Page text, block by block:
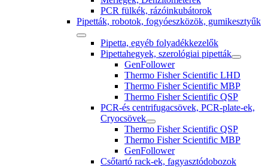
PCR fülkék, rázóinkubátorok
Pipetták, robotok, fogyóeszközök, gumikesztyűk
Pipetta, egyéb folyadékkezelők
Pipettahegyek, szerológiai pipetták
GenFollower
Thermo Fisher Scientific LHD
Thermo Fisher Scientific MBP
Thermo Fisher Scientific QSP
PCR-és centrifugacsövek, PCR-plate-ek,
Cryocsövek
Thermo Fisher Scientific QSP
Thermo Fisher Scientific MBP
GenFollower
Csőtartó rack-ek, fagyasztódobozok